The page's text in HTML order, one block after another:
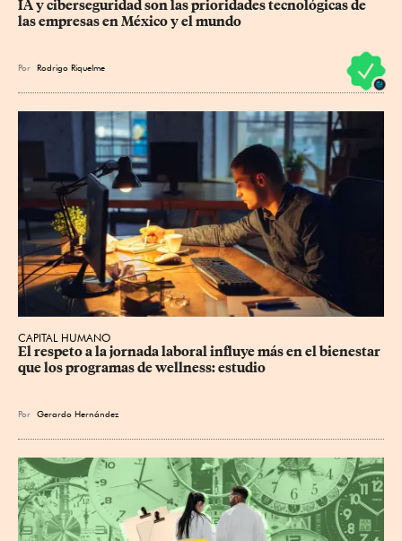
IA y ciberseguridad son las prioridades tecnológicas de
las empresas en México y el mundo
Por Rodrigo Riquelme
CAPITAL HUMANO
El respeto a la jornada laboral influye más en el bienestar
que los programas de wellness: estudio
Por Gerardo Hernández